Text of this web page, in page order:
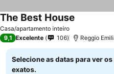
Casa/apartamento inteiro
The Best House
9,1 Excelente 106 Reggio
Selecione as datas para ver
exatos.